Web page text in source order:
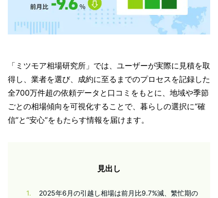
「ミツモア相場研究所」では、ユーザーが実際に見積を取
得し、業者を選び、成約に至るまでのプロセスを記録した
全700万件超の依頼データと口コミをもとに、地域や季節
ごとの相場傾向を可視化することで、暮らしの選択に“確
信”と“安心”をもたらす情報を届けます。
見出し
1
2025年6月の引越し相場は前月比9.7%減、繁忙期の